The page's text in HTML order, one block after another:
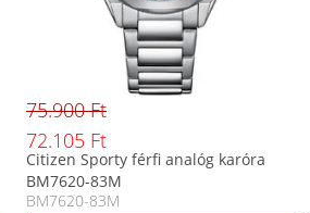
75.900 Ft
72.105 Ft
Citizen Sporty férfi analóg karóra
BM7620-83M
BM7620-83M